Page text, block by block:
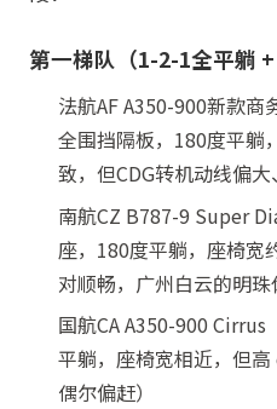
第一梯队（1-2-1全平躺 +
法航AF A350-900新款商
全围挡隔板，180度平躺
致，但CDG转机动线偏大
南航CZ B787-9 Super
座，180度平躺，座椅宽
对顺畅，广州白云的明珠
国航CA A350-900
平躺，座椅宽相近，但
偶尔偏赶）